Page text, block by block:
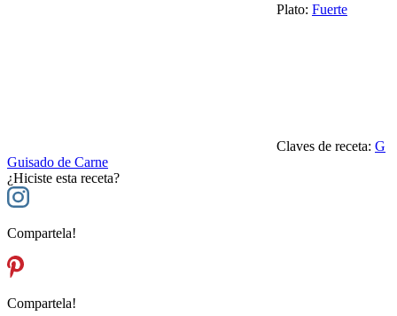
Plato: Fuerte
Claves de receta: G
Guisado de Carne
¿Hiciste esta receta?
Compartela!
Compartela!